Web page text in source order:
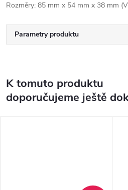
Rozměry: 85 mm x 54 mm x 38 mm
Parametry produktu
K tomuto produktu
doporučujeme ještě